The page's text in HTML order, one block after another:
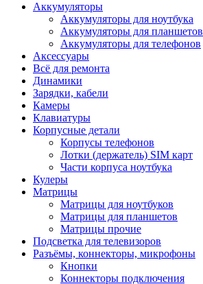
Аккумуляторы
Аккумуляторы для ноутбука
Аккумуляторы для планшетов
Аккумуляторы для телефонов
Аксессуары
Всё для ремонта
Динамики
Зарядки, кабели
Камеры
Клавиатуры
Корпусные детали
Корпусы телефонов
Лотки (держатель) SIM карт
Части корпуса ноутбука
Кулеры
Матрицы
Матрицы для ноутбуков
Матрицы для планшетов
Матрицы прочие
Подсветка для телевизоров
Разъёмы, коннекторы, микрофоны
Кнопки
Коннекторы подключения